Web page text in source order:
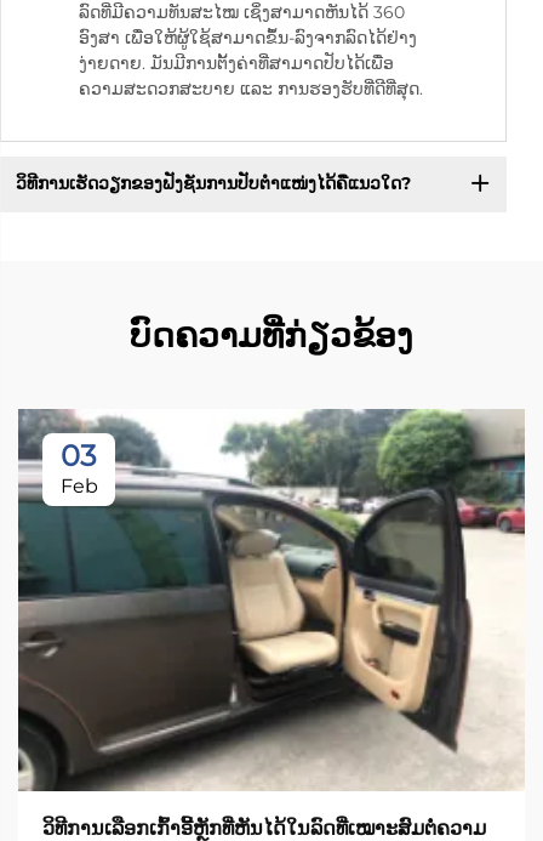
ລົດທີ່ມີຄວາມທັນສະໄໝ ເຊິ່ງສາມາດຫັນໄດ້ 360
ອົງສາ ເພື່ອໃຫ້ຜູ້ໃຊ້ສາມາດຂຶ້ນ-ລົງຈາກລົດໄດ້ຢ່າງ
ງ່າຍດາຍ. ມັນມີການຕັ້ງຄ່າທີ່ສາມາດປັບໄດ້ເພື່ອ
ຄວາມສະດວກສະບາຍ ແລະ ການຮອງຮັບທີ່ດີທີ່ສຸດ.
ວິທີການເຮັດວຽກຂອງຟັງຊັນການປັບຕຳແໜ່ງໄດ້ຄືແນວໃດ?
ບົດຄວາມທີ່ກ່ຽວຂ້ອງ
03
Feb
ວິທີການເລືອກເກົ້າອີ້ຫຼັກທີ່ຫັນໄດ້ໃນລົດທີ່ເໝາະສົມຕໍ່ຄວາມ